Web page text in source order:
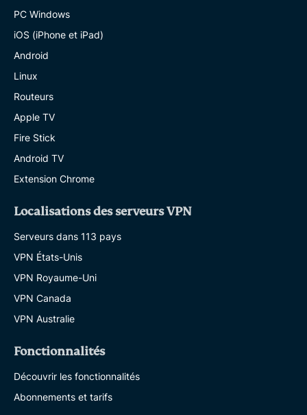
PC Windows
iOS (iPhone et iPad)
Android
Linux
Routeurs
Apple TV
Fire Stick
Android TV
Extension Chrome
Localisations des serveurs VPN
Serveurs dans 113 pays
VPN États-Unis
VPN Royaume-Uni
VPN Canada
VPN Australie
Fonctionnalités
Découvrir les fonctionnalités
Abonnements et tarifs